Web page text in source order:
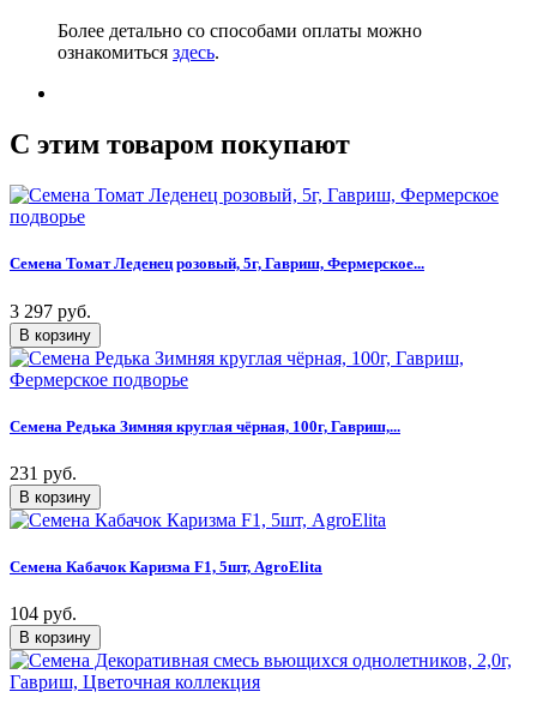
Более детально со способами оплаты можно
ознакомиться здесь.
C этим товаром покупают
Семена Томат Леденец розовый, 5г, Гавриш, Фермерское...
3 297 руб.
Семена Редька Зимняя круглая чёрная, 100г, Гавриш,...
231 руб.
Семена Кабачок Каризма F1, 5шт, AgroElita
104 руб.